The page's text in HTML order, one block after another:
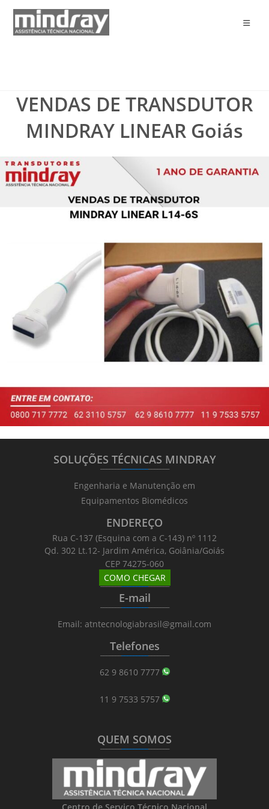
VENDAS DE TRANSDUTOR
MINDRAY LINEAR Goiás
SOLUÇÕES TÉCNICAS MINDRAY
_______________________
Engenharia e Manutenção em
Equipamentos Biomédicos
ENDEREÇO
Rua C-137 (Esquina com a C-143) nº 1112
Qd. 302 Lt.12- Jardim América, Goiânia/Goiás
CEP 74275-060
COMO CHEGAR
_______________________
E-mail
_______________________
Email: atntecnologiabrasil@gmail.com
Telefones
_______________________
62 9 8610 7777
11 9 7533 5757
QUEM SOMOS
_______________________